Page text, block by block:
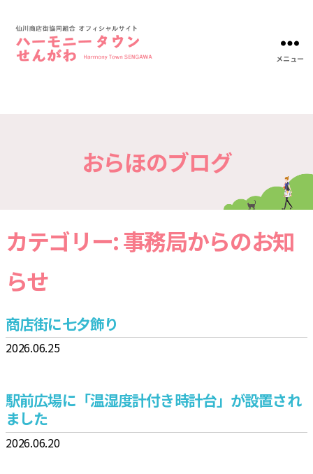
商
店
協
同
合
メニュー
おらほのブログ
カテゴリー:事務局からのお知
らせ
商店街に七夕飾り
2026.06.25
駅前広場に「温湿度計付き時計台」が設置され
ました
2026.06.20